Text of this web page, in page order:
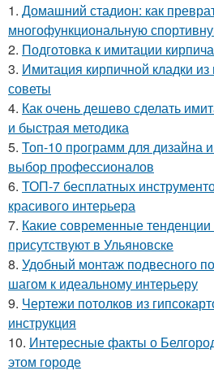
1. Домашний стадион: как
многофункциональную
2. Подготовка к имитации
3. Имитация кирпичной кладки из
советы
4. Как очень дешево сделать
и быстрая методика
5. Топ-10 программ для дизайна
выбор профессионалов
6. ТОП-7 бесплатных
красивого интерьера
7. Какие современные тенденции
присутствуют в Ульяновске
8. Удобный монтаж подвесного
шагом к идеальному интерьеру
9. Чертежи потолков из
инструкция
10. Интересные факты о
этом городе